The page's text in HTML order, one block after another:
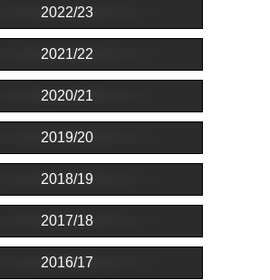
2022/23
2021/22
2020/21
2019/20
2018/19
2017/18
2016/17